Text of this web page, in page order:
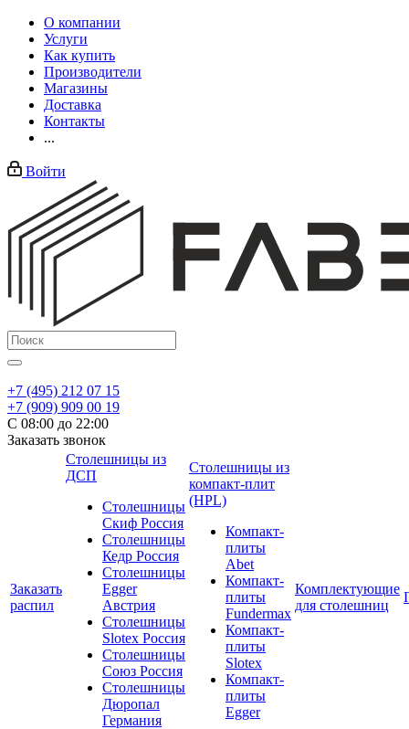
О компании
Услуги
Как купить
Производители
Магазины
Доставка
Контакты
...
Войти
+7 (495) 212 07 15
+7 (909) 909 00 19
С 08:00 до 22:00
Заказать звонок
Заказать
распил
Столешницы из
ДСП
Столешницы
Скиф Россия
Столешницы
Кедр Россия
Столешницы
Egger
Австрия
Столешницы
Slotex Россия
Столешницы
Союз Россия
Столешницы
Дюропал
Германия
Столешницы из
компакт-плит
(HPL)
Компакт-
плиты
Abet
Компакт-
плиты
Fundermax
Компакт-
плиты
Slotex
Компакт-
плиты
Egger
Комплектующие
для столешниц